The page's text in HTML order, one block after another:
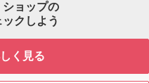
ショップの
クしよう
く見る